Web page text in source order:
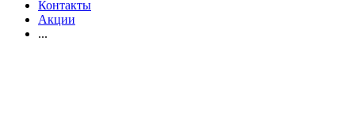
Контакты
Акции
...